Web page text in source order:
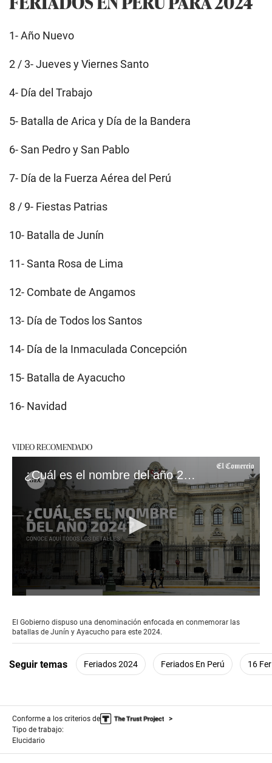
1- Año Nuevo
2 / 3- Jueves y Viernes Santo
4- Día del Trabajo
5- Batalla de Arica y Día de la Bandera
6- San Pedro y San Pablo
7- Día de la Fuerza Aérea del Perú
8 / 9- Fiestas Patrias
10- Batalla de Junín
11- Santa Rosa de Lima
12- Combate de Angamos
13- Día de Todos los Santos
14- Día de la Inmaculada Concepción
15- Batalla de Ayacucho
16- Navidad
VIDEO RECOMENDADO
¿Cuál es el nombre del año 2024 en el Perú?
of
2
seconds
El Gobierno dispuso una denominación enfocada en conmemorar las
batallas de Junín y Ayacucho para este 2024.
Seguir temas Feriados 2024 Feriados En Perú 16
Conforme a los criterios de
Tipo de trabajo:
Elucidario